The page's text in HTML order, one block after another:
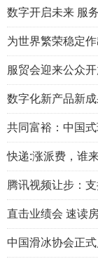
数字开启未来 服
为世界繁荣稳定
服贸会迎来公众开
数字化新产品新
共同富裕：中国
快递:涨派费，谁
腾讯视频让步：支
直击业绩会 速读
中国滑冰协会正